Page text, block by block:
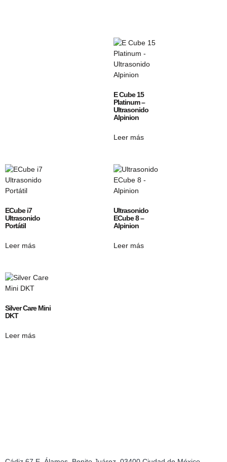
E Cube 15
Platinum –
Ultrasonido
Alpinion
Leer más
ECube i7
Ultrasonido
Portátil
Leer más
Ultrasonido
ECube 8 –
Alpinion
Leer más
Silver Care Mini
DKT
Leer más